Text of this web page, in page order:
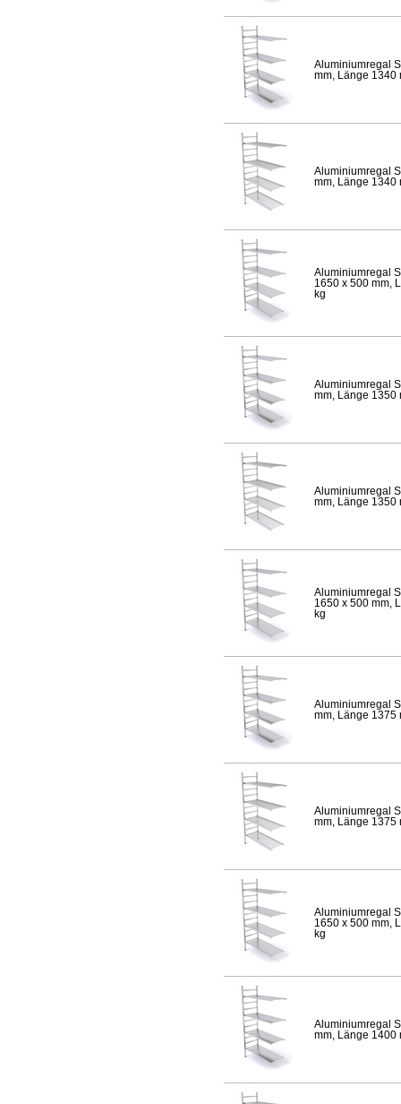
Aluminiumregal
mm, Länge 1340
Aluminiumregal
mm, Länge 1340
Aluminiumregal
1650 x 500 mm,
kg
Aluminiumregal
mm, Länge 1350
Aluminiumregal
mm, Länge 1350
Aluminiumregal
1650 x 500 mm,
kg
Aluminiumregal
mm, Länge 1375
Aluminiumregal
mm, Länge 1375
Aluminiumregal
1650 x 500 mm,
kg
Aluminiumregal
mm, Länge 1400